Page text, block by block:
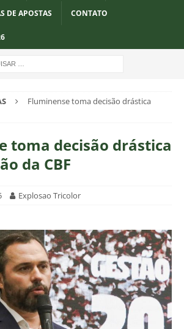
DE APOSTAS CONTATO
Fluminense toma decisão drástica
toma decisão drástica
da CBF
Explosao Tricolor